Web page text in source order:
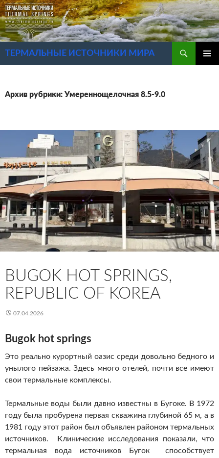
Перейти
к
содержимому
ТЕРМАЛЬНЫЕ ИСТОЧНИКИ МИРА
Архив рубрики: Умереннощелочная 8.5-9.0
BUGOK HOT SPRINGS,
REPUBLIC OF KOREA
07.04.2026
Bugok hot springs
Это реально курортный оазис среди довольно бедного и
унылого пейзажа. Здесь много отелей, почти все имеют
свои термальные комплексы.
Термальные воды были давно известны в Бугоке. В 1972
году была пробурена первая скважина глубиной 65 м, а в
1981 году этот район был объявлен районом термальных
источников. Клинические исследования показали, что
термальная вода источников Бугок способствует